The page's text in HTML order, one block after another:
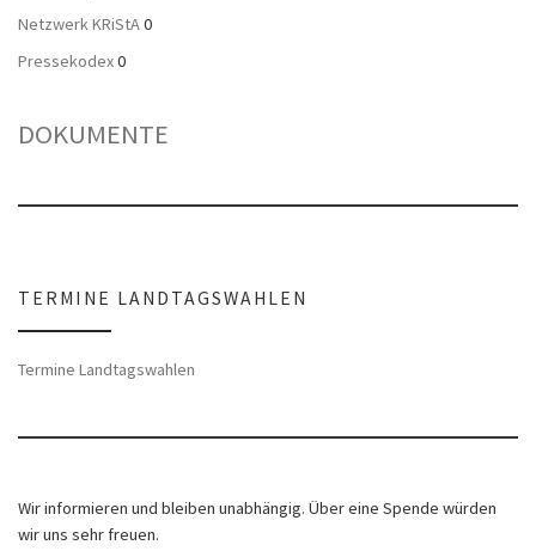
Netzwerk KRiStA0
Pressekodex0
DOKUMENTE
TERMINE LANDTAGSWAHLEN
Termine Landtagswahlen
Wir informieren und bleiben unabhängig. Über eine Spende würden
wir uns sehr freuen.